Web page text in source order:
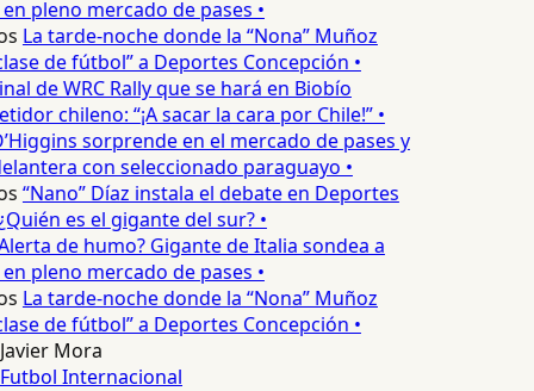
pleno mercado de pases •
La tarde-noche donde la “Nona” Muñoz
de fútbol” a Deportes Concepción •
de WRC Rally que se hará en Biobío
chileno: “¡A sacar la cara por Chile!” •
sorprende en el mercado de pases y
con seleccionado paraguayo •
“Nano” Díaz instala el debate en Deportes
es el gigante del sur? •
de humo? Gigante de Italia sondea a
pleno mercado de pases •
La tarde-noche donde la “Nona” Muñoz
de fútbol” a Deportes Concepción •
Javier Mora
Futbol Internacional